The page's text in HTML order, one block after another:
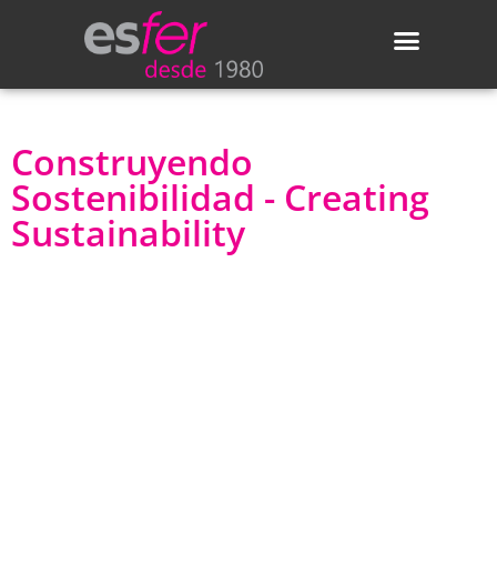
Construyendo
Sostenibilidad - Creating
Sustainability